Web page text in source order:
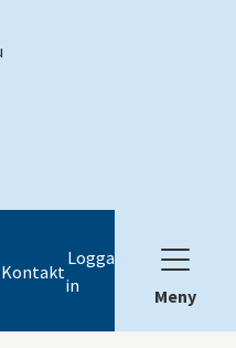
Kontakt
Logga
in
Meny